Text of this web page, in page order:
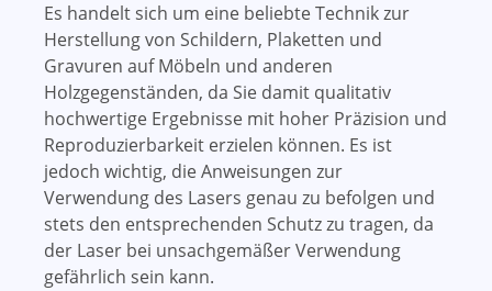
Es handelt sich um eine beliebte Technik zur
Herstellung von Schildern, Plaketten und
Gravuren auf Möbeln und anderen
Holzgegenständen, da Sie damit qualitativ
hochwertige Ergebnisse mit hoher Präzision und
Reproduzierbarkeit erzielen können. Es ist
jedoch wichtig, die Anweisungen zur
Verwendung des Lasers genau zu befolgen und
stets den entsprechenden Schutz zu tragen, da
der Laser bei unsachgemäßer Verwendung
gefährlich sein kann.